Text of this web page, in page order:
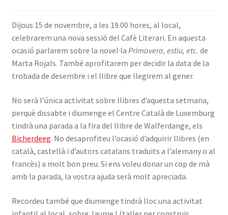
INICIA SESSIÓ
Dijous 15 de novembre, a les 19.00 hores, al local,
celebrarem una nova sessió del Cafè Literari. En aquesta
ocasió parlarem sobre la novel·la Primavera, estiu, etc. de
Marta Rojals. També aprofitarem per decidir la data de la
trobada de desembre i el llibre que llegirem al gener.
No serà l’única activitat sobre llibres d’aquesta setmana,
perquè dissabte i diumenge el Centre Català de Luxemburg
tindrà una parada a la fira del llibre de Walferdange, els
Bicherdeeg. No desaprofiteu l’ocasió d’adquirir llibres (en
català, castellà i d’autors catalans traduïts a l’alemany o al
francès) a molt bon preu. Si ens voleu donar un cop de mà
amb la parada, la vostra ajuda serà molt apreciada.
Recordeu també que diumenge tindrà lloc una activitat